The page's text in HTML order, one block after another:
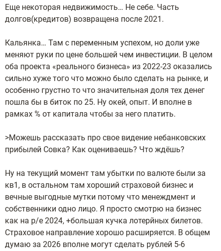
Еще некоторая недвижимость… Не себе. Часть
долгов(кредитов) возвращена после 2021.
Кальянка… Там с переменным успехом, но доли уже
меняют руки по цене большей чем инвестиции. В целом
оба проекта «реального бизнеса» из 2022-23 оказались
сильно хуже того что можно было сделать на рынке, и
особенно грустно то что значительная доля тех денег
пошла бы в биток по 25. Ну окей, опыт. И вполне в
рамках % от капитала чтобы за него платить.
>Можешь рассказать про свое видение небанковских
прибылей Совка? Как оцениваешь? Что ждёшь?
Ну на текущий момент там убытки по валюте были за
кв1, в остальном там хороший страховой бизнес и
вечные выгодные мутки потому что менеждмент и
собственники одно лицо. Я просто смотрю на бизнес
как на p/e 2024, +большая кучка лотерйных билетов.
Страховое направление хорошо расширяется. В общем
думаю за 2026 вполне могут сделать рублей 5-6